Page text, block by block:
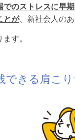
でのストレスに早
とが、新社会人の
す。
できる肩こ